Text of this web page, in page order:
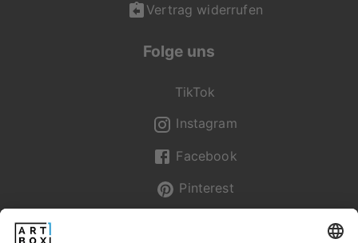
Vertrag widerrufen
Folge uns
TikTok
Instagram
Facebook
Pinterest